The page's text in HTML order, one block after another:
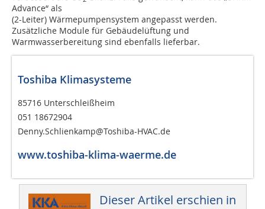
Advance“ als
(2-Leiter) Wärmepumpensystem angepasst werden.
Zusätzliche Module für Gebäudelüftung und
Warmwasserbereitung sind ebenfalls lieferbar.
Toshiba Klimasysteme
85716 Unterschleißheim
051 18672904
Denny.Schlienkamp@Toshiba-HVAC.de
www.toshiba-klima-waerme.de
Dieser Artikel erschien in